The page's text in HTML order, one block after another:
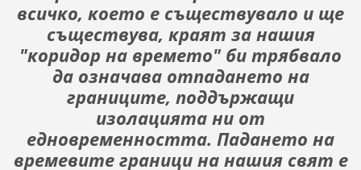
всичко, което е съществувало и ще
съществува, краят за нашия
"коридор на времето" би трябвало
да означава отпадането на
границите, поддържащи
изолацията ни от
едновременността. Падането на
времевите граници на нашия свят е